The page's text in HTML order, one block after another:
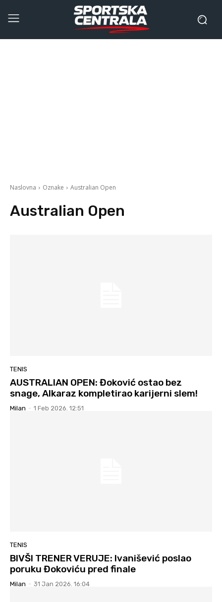
Naslovna Oznake Australian Open
Australian Open
TENIS
AUSTRALIAN OPEN: Đoković ostao bez
snage, Alkaraz kompletirao karijerni slem!
Milan - 1 Feb 2026. 12:51
TENIS
BIVŠI TRENER VERUJE: Ivanišević poslao
poruku Đokoviću pred finale
Milan - 31 Jan 2026. 16:04